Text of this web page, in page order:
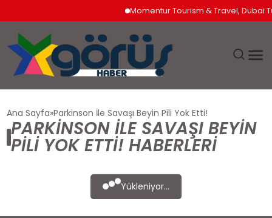
Momentur Tourism & Travel, Dubai
EKONOMI
Ana Sayfa Parkinson İle Savaşı Beyin Pili Yok Etti!
PARKINSON İLE SAVAŞI BEYIN
PILI YOK ETTI! HABERLERI
Yükleniyor...